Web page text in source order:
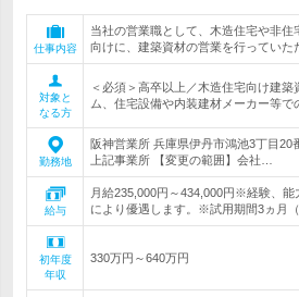
仕事内容
当社の営業職として、木造住宅や非
向けに、建築資材の営業を行っていた
対象と
なる方
＜必須＞高卒以上／木造住宅向け建
ム、住宅設備や内装建材メーカー等で
勤務地
阪神営業所 兵庫県伊丹市鴻池3丁目20
上記事業所 【変更の範囲】会社…
給与
月給235,000円～434,000円※経験、能
により優遇します。※試用期間3ヵ月
初年度
年収
330万円～640万円